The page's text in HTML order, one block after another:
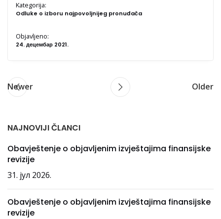
Kategorija:
Odluke o izboru najpovoljnijeg pronuđača
Objavljeno:
24. децембар 2021.
Newer Older
NAJNOVIJI ČLANCI
Obavještenje o objavljenim izvještajima finansijske
revizije
31. јул 2026.
Obavještenje o objavljenim izvještajima finansijske
revizije